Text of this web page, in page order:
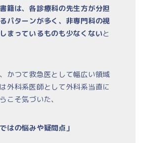
籍は、各診療科の先生方が分担
パターンが多く、非専門科の視
まっているものも少なくないと
かつて救急医として幅広い領域
外科系医師として外科系当直に
こそ気づいた、
はの悩みや疑問点」